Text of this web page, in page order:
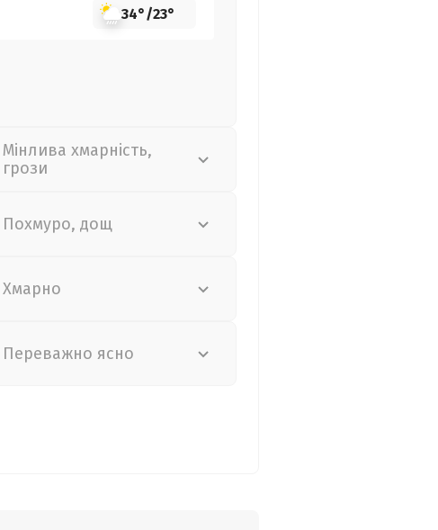
34°/23°
Мінлива хмарність,
грози
Похмуро, дощ
Хмарно
Переважно ясно